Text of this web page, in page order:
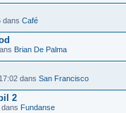
dans Café
Brian De Palma
dans San Francisco
2
Fundanse